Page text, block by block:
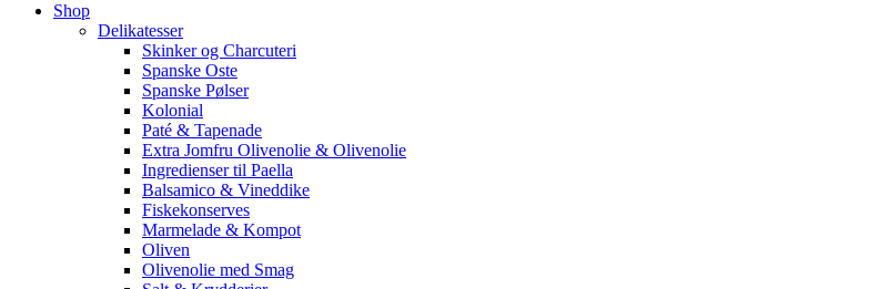
Shop
Delikatesser
Skinker og Charcuteri
Spanske Oste
Spanske Pølser
Kolonial
Paté & Tapenade
Extra Jomfru Olivenolie & Olivenolie
Ingredienser til Paella
Balsamico & Vineddike
Fiskekonserves
Marmelade & Kompot
Oliven
Olivenolie med Smag